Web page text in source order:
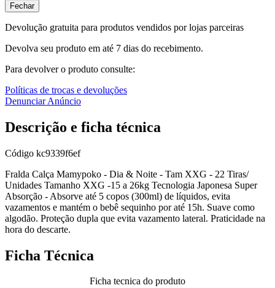
Fechar
Devolução gratuita para produtos vendidos por lojas parceiras
Devolva seu produto em até 7 dias do recebimento.
Para devolver o produto consulte:
Políticas de trocas e devoluções
Denunciar Anúncio
Descrição e ficha técnica
Código kc9339f6ef
Fralda Calça Mamypoko - Dia & Noite - Tam XXG - 22 Tiras/
Unidades Tamanho XXG -15 a 26kg Tecnologia Japonesa Super
Absorção - Absorve até 5 copos (300ml) de líquidos, evita
vazamentos e mantém o bebê sequinho por até 15h. Suave como
algodão. Proteção dupla que evita vazamento lateral. Praticidade na
hora do descarte.
Ficha Técnica
Ficha tecnica do produto